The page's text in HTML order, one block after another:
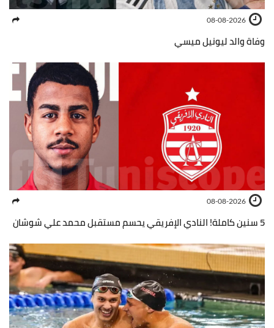
08-08-2026
وفاة والد ليونيل ميسي
08-08-2026
5 سنين كاملة! النادي الإفريقي يحسم مستقبل محمد علي شوشان